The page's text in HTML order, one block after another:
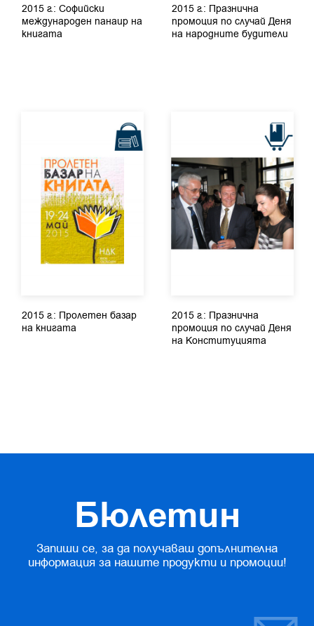
2015 г.: Софийски
международен панаир на
книгата
2015 г.: Празнична
промоция по случай Деня
на народните будители
2015 г.: Пролетен базар
на книгата
2015 г.: Празнична
промоция по случай Деня
на Конституцията
Бюлетин
Запиши се, за да получаваш допълнителна
информация за нашите продукти и промоции!